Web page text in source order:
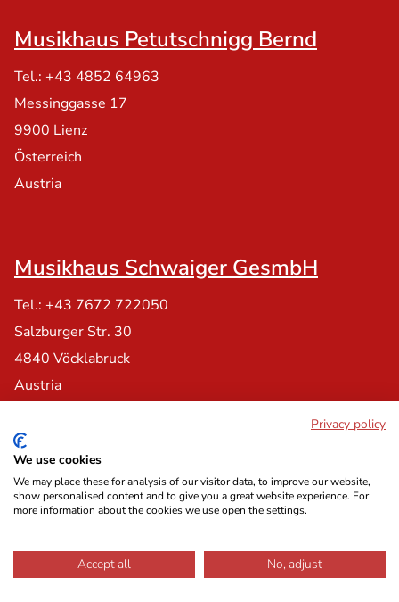
Musikhaus Petutschnigg Bernd
Tel.: +43 4852 64963
Messinggasse 17
9900 Lienz
Österreich
Austria
Musikhaus Schwaiger GesmbH
Tel.: +43 7672 722050
Salzburger Str. 30
4840 Vöcklabruck
Austria
NXP MUSIC CENTER
Tel.: +43(0) 2742 / 71 400 - 500
3100 St. Pölten
Privacy policy
We use cookies
We may place these for analysis of our visitor data, to improve our website,
show personalised content and to give you a great website experience. For
more information about the cookies we use open the settings.
Accept all No, adjust